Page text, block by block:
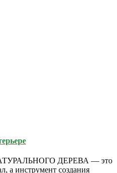
ДЕРЕВА — это
а инструмент создания